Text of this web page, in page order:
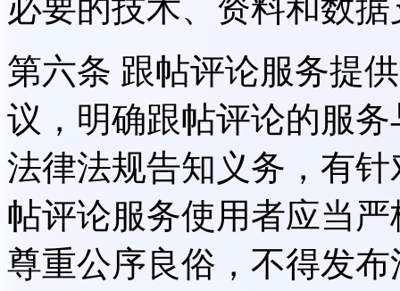
必要的技术、资料和数
第六条 跟帖评论服务提
议，明确跟帖评论的服
法律法规告知义务，有
帖评论服务使用者应当
尊重公序良俗，不得发